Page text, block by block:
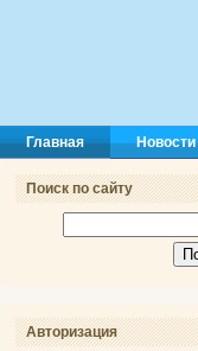
Главная Новости
Поиск по сайту
Авторизация